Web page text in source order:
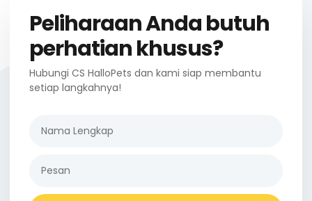
Peliharaan Anda butuh
perhatian khusus?
Hubungi CS HalloPets dan kami siap membantu
setiap langkahnya!